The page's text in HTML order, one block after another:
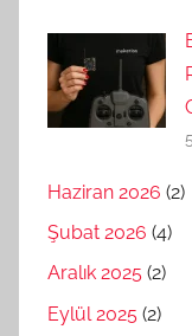
Haziran 2026 (2)
Şubat 2026 (4)
Aralık 2025 (2)
Eylül 2025 (2)